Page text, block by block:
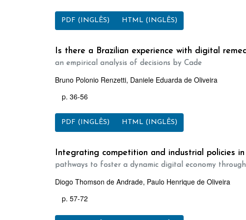
PDF (INGLÊS) HTML (INGLÊS)
Is there a Brazilian experience with digital
an empirical analysis of decisions by Cade
Bruno Polonio Renzetti, Daniele Eduarda de Oliveira
p. 36-56
PDF (INGLÊS) HTML (INGLÊS)
Integrating competition and industrial policies in
pathways to foster a dynamic digital economy
Diogo Thomson de Andrade, Paulo Henrique de Oliveira
p. 57-72